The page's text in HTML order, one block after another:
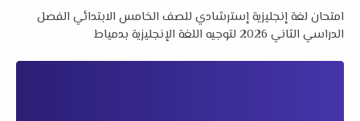
امتحان لغة إنجليزية إسترشادي للصف الخامس الابتدائي الفصل
الدراسي الثاني 2026 لتوجيه اللغة الإنجليزية بدمياط